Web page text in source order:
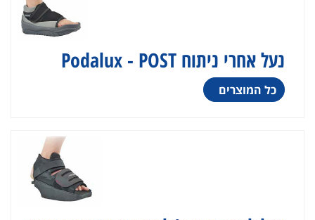
נעל אחרי ניתוח Podalux - POST
כל המוצרים